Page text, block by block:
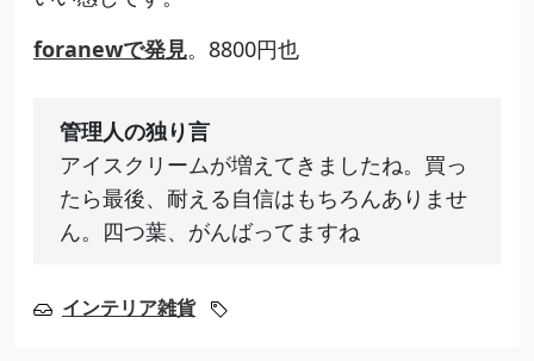
foranewで発見。8800円也
管理人の独り言
アイスクリームが増えてきましたね。買っ
たら最後、耐える自信はもちろんありませ
ん。四つ葉、がんばってますね
インテリア雑貨